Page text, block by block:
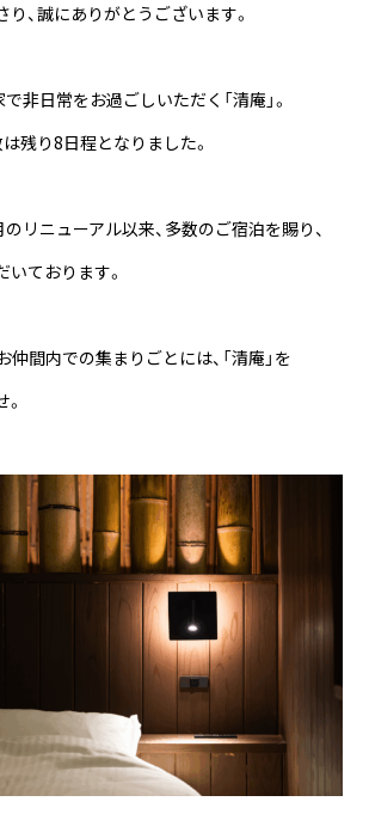
、誠にありがとうございます。
非日常をお過ごしいただく「清庵」。
残り8日程となりました。
リニューアル以来、多数のご宿泊を賜り、
ております。
仲間内での集まりごとには、「清庵」を